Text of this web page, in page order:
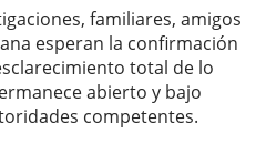
familiares, amigos
esperan la confirmación
total de lo
abierto y bajo
competentes.